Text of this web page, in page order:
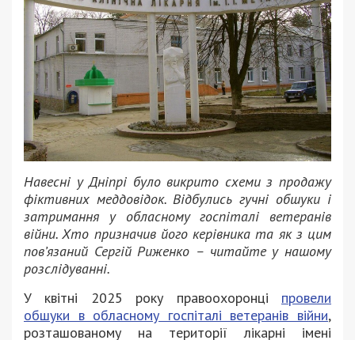
Навесні у Дніпрі було викрито схеми з продажу
фіктивних меддовідок. Відбулись гучні обшуки і
затримання у обласному госпіталі ветеранів
війни. Хто призначив його керівника та як з цим
пов’язаний Сергій Риженко – читайте у нашому
розслідуванні.
У квітні 2025 року правоохоронці провели
обшуки в обласному госпіталі ветеранів війни,
розташованому на території лікарні імені